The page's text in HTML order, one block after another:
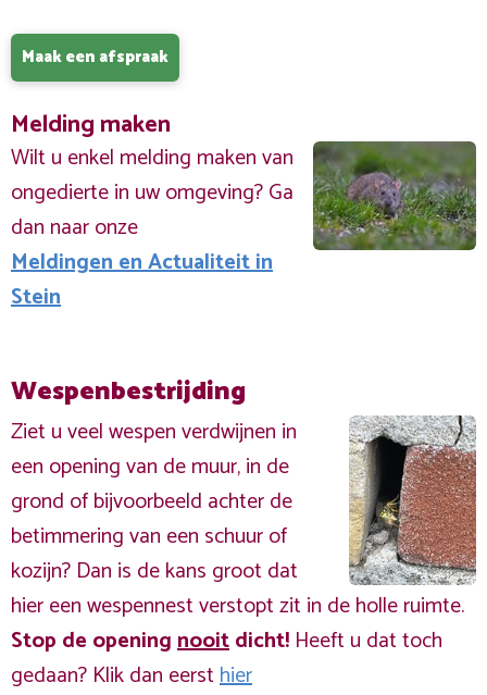
Maak een afspraak
Melding maken
Wilt u enkel melding maken van
ongedierte in uw omgeving? Ga
dan naar onze
Meldingen en Actualiteit in
Stein
Wespenbestrijding
Ziet u veel wespen verdwijnen in
een opening van de muur, in de
grond of bijvoorbeeld achter de
betimmering van een schuur of
kozijn? Dan is de kans groot dat
hier een wespennest verstopt zit in de holle ruimte.
Stop de openingnooitdicht! Heeft u dat toch
gedaan? Klik dan eersthier